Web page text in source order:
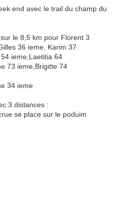
end avec le trail du champ du
le 8,5 km pour Florent 3
36 ieme, Karim 37
ieme,Laetitia 64
73 ieme,Brigitte 74
34 ieme
3 distances :
se place sur le poduim